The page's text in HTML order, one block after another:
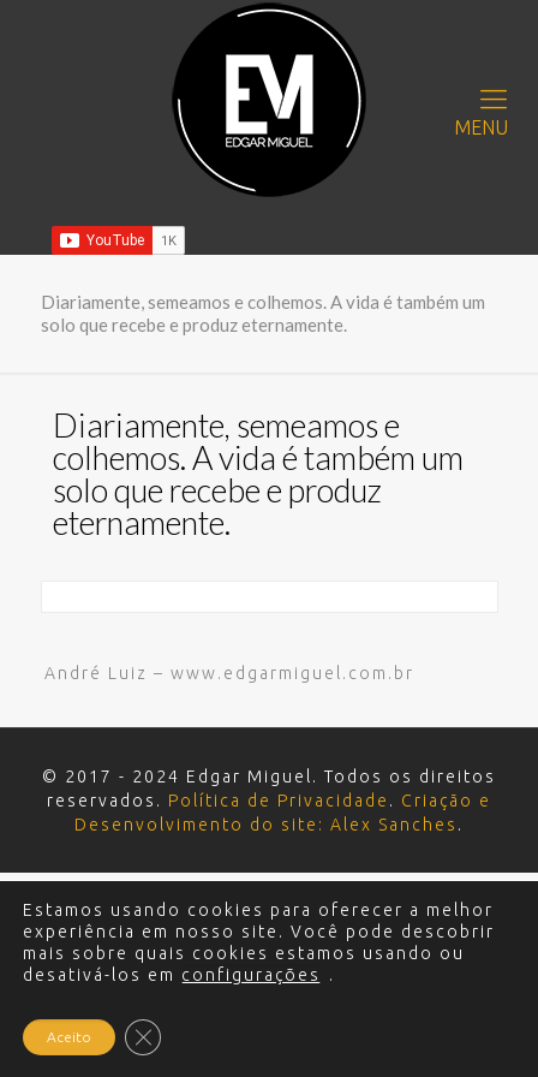
MENU
Diariamente, semeamos e colhemos. A vida é também um
solo que recebe e produz eternamente.
Diariamente, semeamos e
colhemos. A vida é também um
solo que recebe e produz
eternamente.
André Luiz – www.edgarmiguel.com.br
© 2017 - 2024 Edgar Miguel. Todos os direitos
reservados. Política de Privacidade . Criação e
Desenvolvimento do site: Alex Sanches .
Estamos usando cookies para oferecer a melhor
experiência em nosso site. Você pode descobrir
mais sobre quais cookies estamos usando ou
desativá-los em configurações .
Aceito Close GDPR Cookie Banner